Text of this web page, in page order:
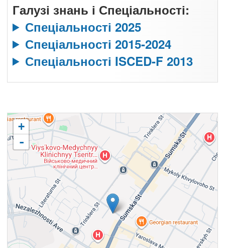
Галузі знань і Спеціальності:
Спеціальності 2025
Спеціальності 2015-2024
Спеціальності ISCED-F 2013
+
-